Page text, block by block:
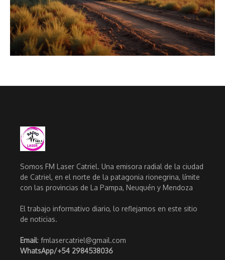
Somos FM Laser Catriel. Una emisora radial de la ciudad
de Catriel, en el norte de la patagonia rionegrina, límite
con las provincias de La Pampa, Neuquén y Mendoza
El trabajo informativo diario, lo reflejamos en este sitio
de noticias.
Email: fmlasercatriel@gmail.com
WhatsApp/+54 2984538036